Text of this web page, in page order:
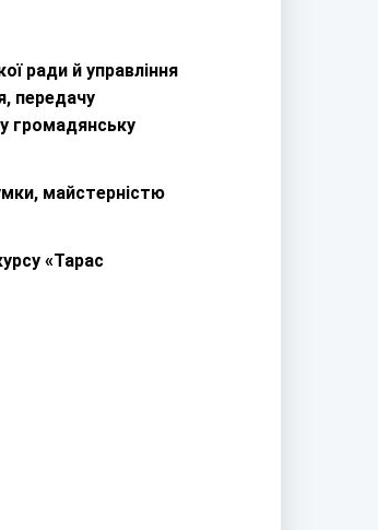
ради й управління
передачу
громадянську
майстерністю
«Тарас